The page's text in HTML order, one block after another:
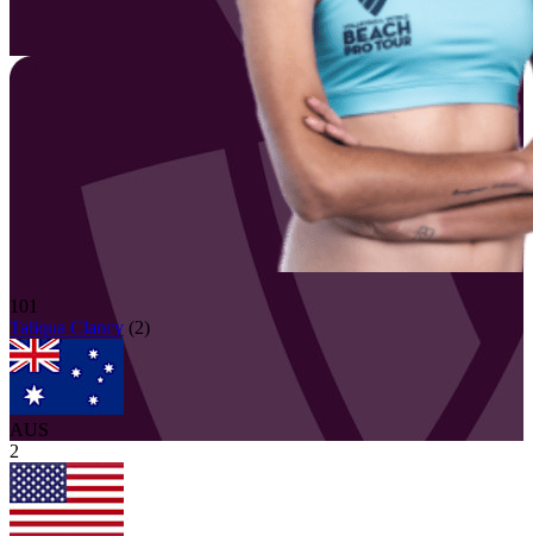
101
Taliqua Clancy (2)
AUS
2